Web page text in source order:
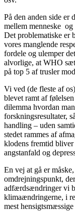
På den anden side er
mellem menneske og
Det problematiske er
vores manglende
fordele og ulemper
alvorlige, at WHO
på top 5 af trusler
Vi ved (de fleste af
blevet ramt af
dilemma hvordan
forskningsresultater,
handling – uden
stedet rammes af
klodens fremtid
angstanfald og
En vej at gå er
omdrejningspunkt,
adfærdsændringer vi
klimaændringerne, i
mest